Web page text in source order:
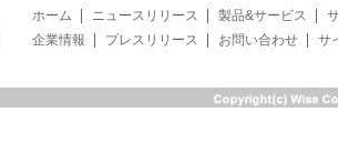
ホーム ニュースリリース 製品&サービス
企業情報
プレスリリース お問い合わせ サ